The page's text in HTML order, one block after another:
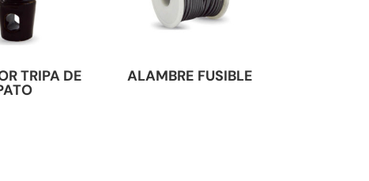
TRIPA DE ALAMBRE FUSIBLE